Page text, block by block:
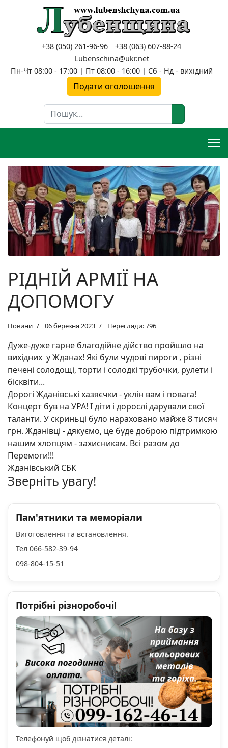
+38 (050) 261-96-96
+38 (063) 607-88-24
Lubenschina@ukr.net
Пн-Чт 08:00 - 17:00 | Пт 08:00 - 16:00 | Сб - Нд - вихідний
Подати оголошення
Пошук
РІДНІЙ АРМІЇ НА
ДОПОМОГУ
Новини 06 березня 2023 Перегляди: 796
Дуже-дуже гарне благодійне дійство пройшло на
вихідних у Жданах! Які були чудові пироги , різні
печені солодощі, торти і солодкі трубочки, рулети і
бісквіти...
Дорогі Жданівські хазяєчки - уклін вам і повага!
Концерт був на УРА! І діти і дорослі дарували свої
таланти. У скриньці було нараховано майже 8 тисяч
грн. Жданівці - дякуємо, це буде доброю підтримкою
нашим хлопцям - захисникам. Всі разом до
Перемоги!!!
Жданівський СБК
Зверніть увагу!
Пам'ятники та меморіали
Виготовлення та встановлення.
Тел 066-582-39-94
098-804-15-51
Потрібні різноробочі!
Телефонуй щоб дізнатися деталі: